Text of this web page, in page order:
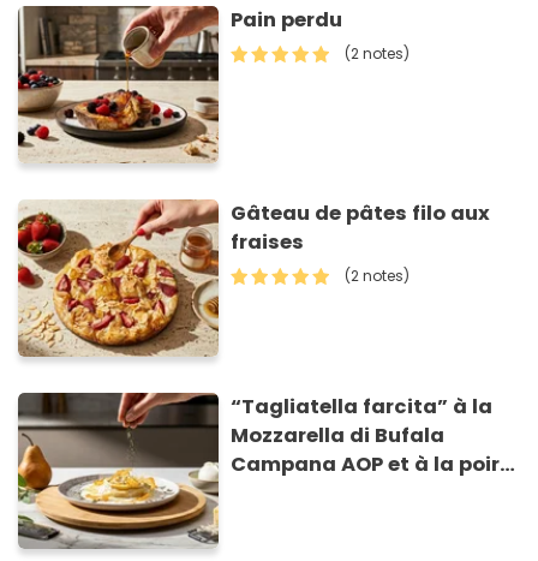
Pain perdu
(2 notes)
Gâteau de pâtes filo aux
fraises
(2 notes)
“Tagliatella farcita” à la
Mozzarella di Bufala
Campana AOP et à la poire